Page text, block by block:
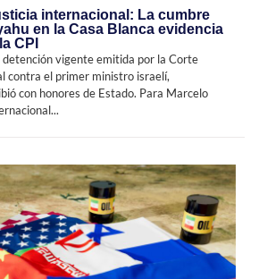
internacional: La cumbre
en la Casa Blanca evidencia
CPI
detención vigente emitida por la Corte
contra el primer ministro israelí,
con honores de Estado. Para Marcelo